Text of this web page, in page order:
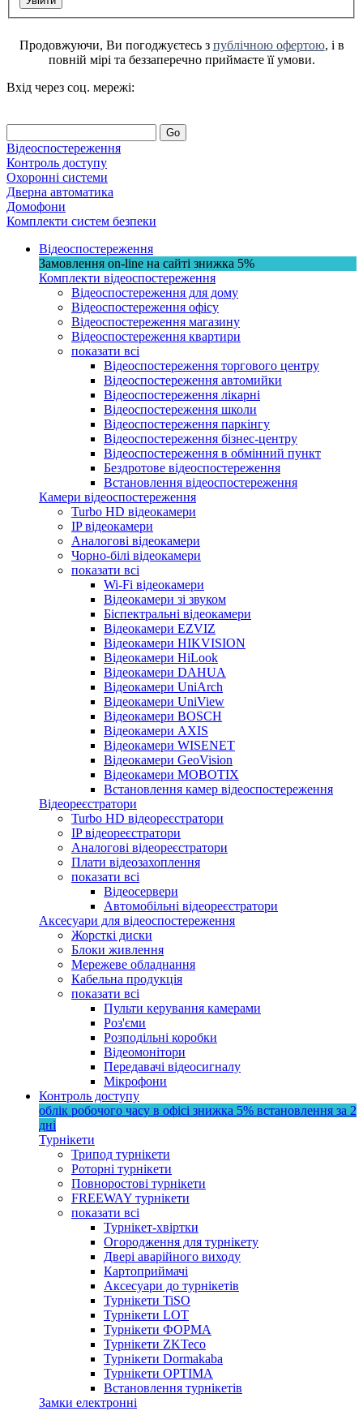
Продовжуючи, Ви погоджуєтесь з публічною офертою, і в
повній мірі та беззаперечно приймаєте її умови.
Вхід через соц. мережі:
Go
Відеоспостереження
Контроль доступу
Охоронні системи
Дверна автоматика
Домофони
Комплекти систем безпеки
Відеоспостереження
Замовлення on-line на сайті знижка 5%
Комплекти відеоспостереження
Відеоспостереження для дому
Відеоспостереження офісу
Відеоспостереження магазину
Відеоспостереження квартири
показати всі
Відеоспостереження торгового центру
Відеоспостереження автомийки
Відеоспостереження лікарні
Відеоспостереження школи
Відеоспостереження паркінгу
Відеоспостереження бізнес-центру
Відеоспостереження в обмінний пункт
Бездротове відеоспостереження
Встановлення відеоспостереження
Камери відеоспостереження
Turbo HD відеокамери
IP відеокамери
Аналогові відеокамери
Чорно-білі відеокамери
показати всі
Wi-Fi відеокамери
Відеокамери зі звуком
Біспектральні відеокамери
Відеокамери EZVIZ
Відеокамери HIKVISION
Відеокамери HiLook
Відеокамери DAHUA
Відеокамери UniArch
Відеокамери UniView
Відеокамери BOSCH
Відеокамери AXIS
Відеокамери WISENET
Відеокамери GeoVision
Відеокамери MOBOTIX
Встановлення камер відеоспостереження
Відеореєстратори
Turbo HD відеореєстратори
IP відеореєстратори
Аналогові відеореєстратори
Плати відеозахоплення
показати всі
Відеосервери
Автомобільні відеореєстратори
Аксесуари для відеоспостереження
Жорсткі диски
Блоки живлення
Мережеве обладнання
Кабельна продукція
показати всі
Пульти керування камерами
Роз'єми
Розподільні коробки
Відеомонітори
Передавачі відеосигналу
Мікрофони
Контроль доступу
облік робочого часу в офісі знижка 5% встановлення за 2
дні
Турнікети
Трипод турнікети
Роторні турнікети
Повноростові турнікети
FREEWAY турнікети
показати всі
Турнікет-хвіртки
Огородження для турнікету
Двері аварійного виходу
Картоприймачі
Аксесуари до турнікетів
Турнікети TiSO
Турнікети LOT
Турнікети ФОРМА
Турнікети ZKTeco
Турнікети Dormakaba
Турнікети OPTIMA
Встановлення турнікетів
Замки електронні